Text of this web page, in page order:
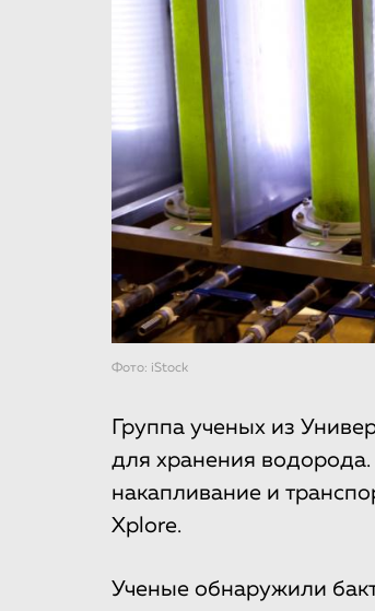
Фото: iStock
Группа ученых из
для хранения водорода.
накапливание и
Xplore.
Ученые обнаружили